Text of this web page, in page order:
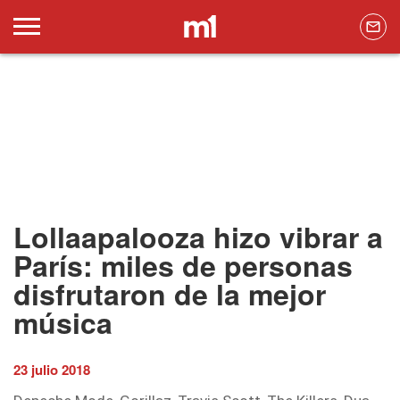
Lollaapalooza hizo vibrar a
París: miles de personas
disfrutaron de la mejor
música
23 julio 2018